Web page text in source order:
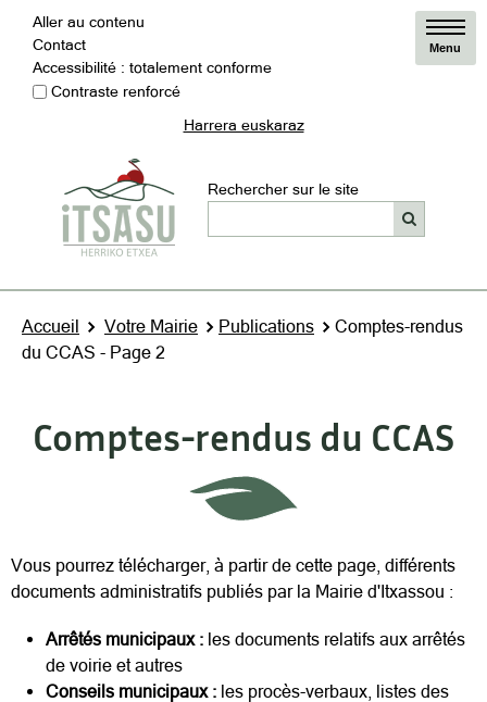
Aller au contenu
Contact
Accessibilité : totalement conforme
Contraste renforcé
Harrera euskaraz
Rechercher sur le site
Menu
Accueil Votre Mairie Publications
Comptes-rendus
du CCAS - Page 2
Comptes-rendus du CCAS
Vous pourrez télécharger, à partir de cette page, différents
documents administratifs publiés par la Mairie d'Itxassou :
Arrêtés municipaux : les documents relatifs aux arrêtés
de voirie et autres
Conseils municipaux : les procès-verbaux, listes des